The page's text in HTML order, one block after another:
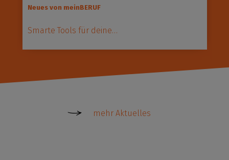
Neues von meinBERUF
Smarte Tools für deine…
mehr Aktuelles